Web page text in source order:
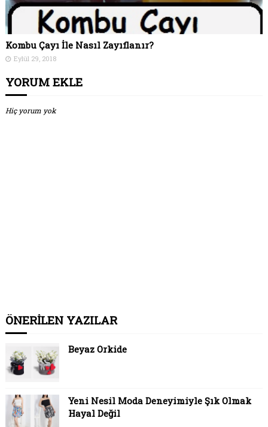
Kombu Çayı İle Nasıl Zayıflanır?
Eylül 29, 2018
YORUM EKLE
Hiç yorum yok
ÖNERİLEN YAZILAR
Beyaz Orkide
Yeni Nesil Moda Deneyimiyle Şık Olmak
Hayal Değil